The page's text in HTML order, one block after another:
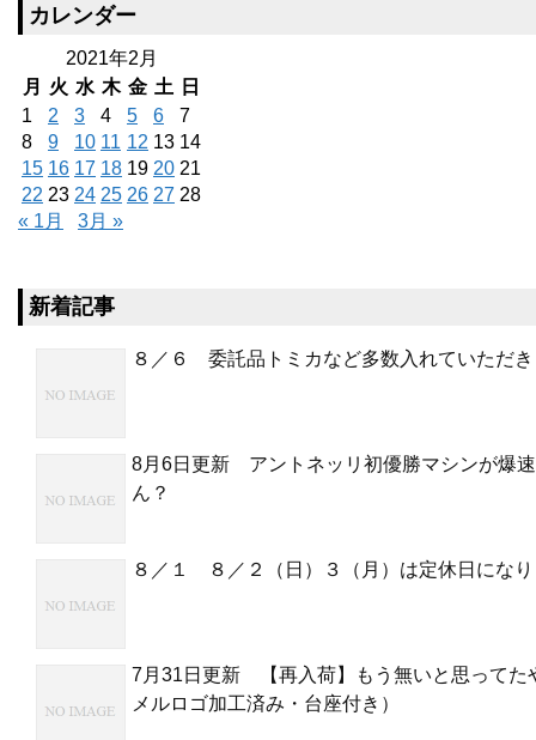
カレンダー
2021年2月
月
火 水 木 金 土
日
1
2 3 4 5 6
7
8
9 10 11 12 13 14
15 16 17 18 19 20 21
22 23 24 25 26 27 28
« 1月
3月 »
新着記事
８／６ 委託品トミカなど多数入れていただ
8月6日更新 アントネッリ初優勝マシンが爆
ん？
８／１ ８／２（日）３（月）は定休日にな
7月31日更新 【再入荷】もう無いと思ってた
メルロゴ加工済み・台座付き）